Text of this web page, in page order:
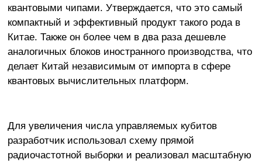
квантовыми чипами. Утверждается, что это самый
компактный и эффективный продукт такого рода в
Китае. Также он более чем в два раза дешевле
аналогичных блоков иностранного производства, что
делает Китай независимым от импорта в сфере
квантовых вычислительных платформ.
Для увеличения числа управляемых кубитов
разработчик использовал схему прямой
радиочастотной выборки и реализовал масштабную